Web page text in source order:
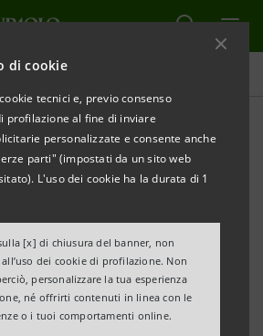
di cookie
tecnici e, previo consenso
profilazione al fine di inviare
personalizzate e consente anche
parti" (impostati da un sito web
L'uso dei cookie ha la durata di 1
[x] di chiusura del banner, non
dei cookie di profilazione. Non
personalizzare la tua esperienza
né offrirti contenuti in linea con le
o i tuoi comportamenti online.
AVVISO DI PUBBLICAZIONE DI
DOCUMENTI
normativa, sono stati resi
presso la Sede sociale
di stoccaggio autorizzato
e nel sito